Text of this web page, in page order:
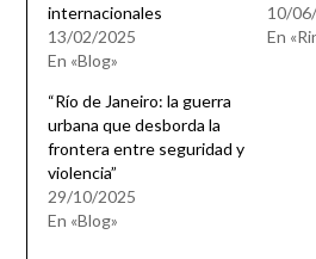
internacionales
13/02/2025
En «Blog»
10/
En
“Río de Janeiro: la guerra
urbana que desborda la
frontera entre seguridad y
violencia”
29/10/2025
En «Blog»